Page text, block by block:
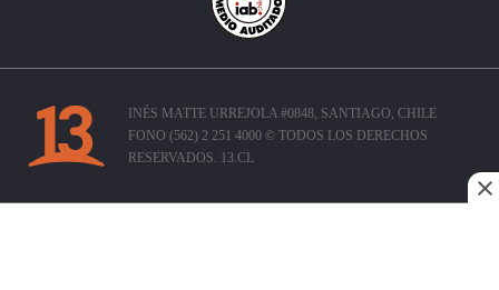
INÉS MATTE URREJOLA #0848, SANTIAGO, CHILE
FONO (562) 2 251 4000 © TODOS LOS DERECHOS
RESERVADOS. 13.CL